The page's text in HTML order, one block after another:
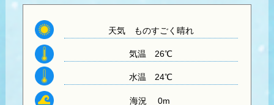
天気 ものすごく晴れ
気温 26℃
水温 24℃
海況 0m